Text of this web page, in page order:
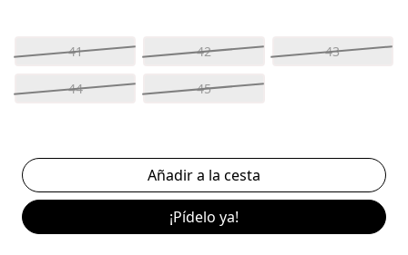
41 42 43
44 45
¡Pídelo ya!